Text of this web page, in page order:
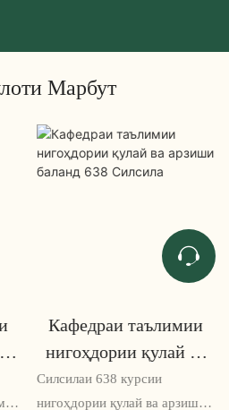
Марбут
Кафедраи таълимии
нигоҳдории қулай ва
арзиши баланд 638
Силсила
Силсилаи 638 курсии
нигоҳдории қулай ва арзиши